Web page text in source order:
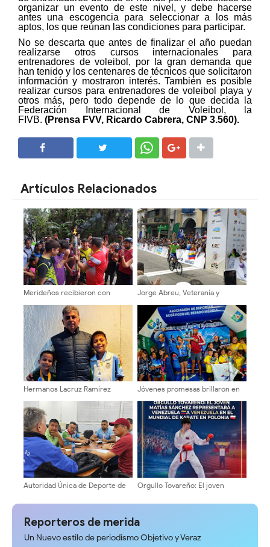
organizar un evento de este nivel, y debe hacerse
antes una escogencia para seleccionar a los más
aptos, los que reúnan las condiciones para participar.
No se descarta que antes de finalizar el año puedan
realizarse otros cursos internacionales para
entrenadores de voleibol, por la gran demanda que
han tenido y los centenares de técnicos que solicitaron
información y mostraron interés. También es posible
realizar cursos para entrenadores de voleibol playa y
otros más, pero todo depende de lo que decida la
Federación Internacional de Voleibol, la
FIVB. (Prensa FVV, Ricardo Cabrera, CNP 3.560).
Artículos Relacionados
Merideños recibieron con
Juegos Escolares Nacionales
2025
Jorge Abreu, Veteranía y
andinas
Hermanos Lacruz Ramírez
Mundial de Ajedrez en Siberia
Jóvenes promesas brillaron en
Natación Asodamer 2025
Autoridad Única de Deporte de
con asociaciones
Orgullo Tovareño: El joven
Matías Sánchez representará a
Venezuela en el Mundial de
Reporteros de merida
Un Nuevo estilo de periodismo Objetivo y Veraz